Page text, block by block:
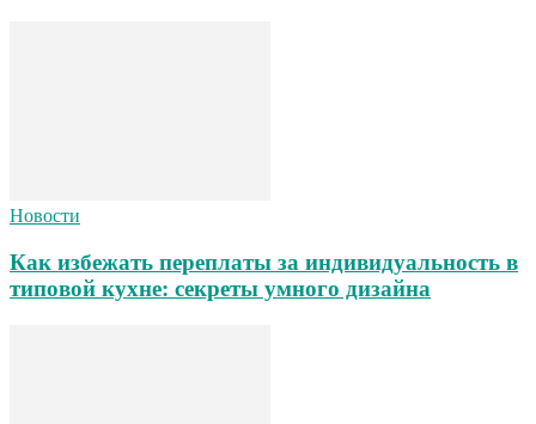
Новости
Как избежать переплаты за индивидуальность в
типовой кухне: секреты умного дизайна